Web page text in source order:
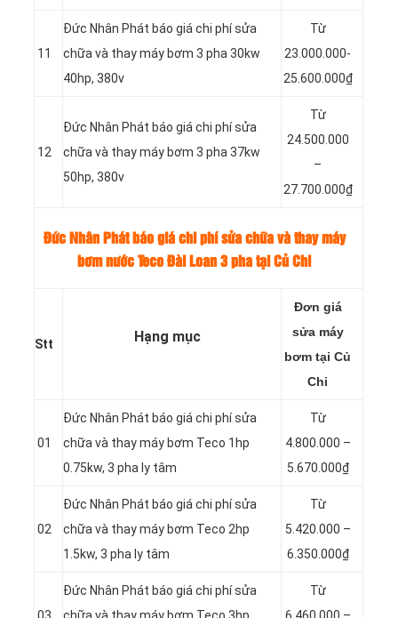
11
Đức Nhân Phát báo giá chi phí sửa
chữa và thay máy bơm 3 pha 30kw
40hp, 380v
Từ
23.000.000-
25.600.000₫
12
Đức Nhân Phát báo giá chi phí sửa
chữa và thay máy bơm 3 pha 37kw
50hp, 380v
Từ
24.500.000
–
27.700.000₫
Đức Nhân Phát báo giá chi phí sửa chữa và thay máy
bơm nước Teco Đài Loan 3 pha tại Củ Chi
Stt Hạng mục
Đơn giá
sửa máy
bơm tại Củ
Chi
01
Đức Nhân Phát báo giá chi phí sửa
chữa và thay máy bơm Teco 1hp
0.75kw, 3 pha ly tâm
Từ
4.800.000 –
5.670.000₫
02
Đức Nhân Phát báo giá chi phí sửa
chữa và thay máy bơm Teco 2hp
1.5kw, 3 pha ly tâm
Từ
5.420.000 –
6.350.000₫
03
Đức Nhân Phát báo giá chi phí sửa
chữa và thay máy bơm Teco 3hp
Từ
6.460.000 –